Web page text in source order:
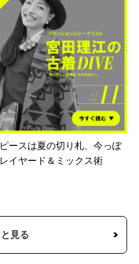
ースは夏の切り札、今っぽ
イヤード＆ミックス術
見る